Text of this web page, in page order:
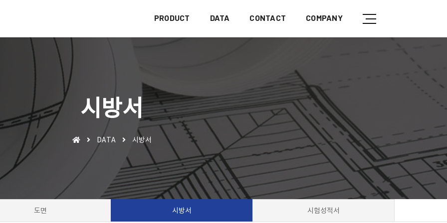
PRODUCT DATA CONTACT COMPANY
시방서
DATA 시방서
도면 시방서 시험성적서